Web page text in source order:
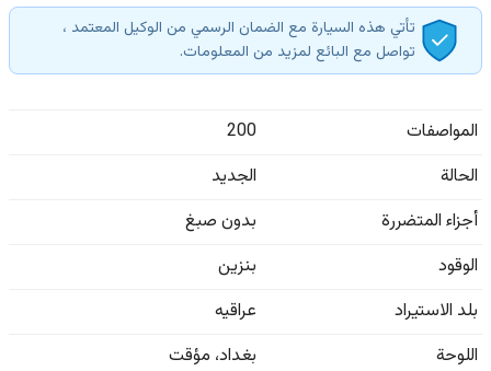
تأتي هذه السيارة مع الضمان الرسمي من الوكيل المعتمد ،
تواصل مع البائع لمزيد من المعلومات.
المواصفات
200
الحالة
الجديد
أجزاء المتضررة
بدون صبغ
الوقود
بنزين
بلد الاستيراد
عراقيه
اللوحة
بغداد، مؤقت